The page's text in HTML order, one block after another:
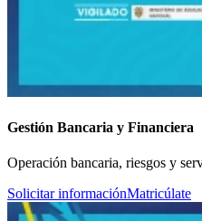
Gestión Bancaria y Financiera
Operación bancaria, riesgos y
Solicitar informaciónMatricúlate